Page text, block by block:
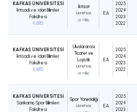
KAFKAS ÜNİVERSİTESİ
İktisadi ve İdari Bilimler
Fakültesi
KARS
İktisat
Ücretsiz
(4 Yıllık)
EA
2025
2024
2023
2022
KAFKAS ÜNİVERSİTESİ
İktisadi ve İdari Bilimler
Fakültesi
KARS
Uluslararası
Ticaret ve
Lojistik
Ücretsiz
(4 Yıllık)
EA
2025
2024
2023
2022
KAFKAS ÜNİVERSİTESİ
Sarıkamış Spor Bilimleri
Fakültesi
Spor Yöneticiliği
Ücretsiz EA
2025
2024
2023